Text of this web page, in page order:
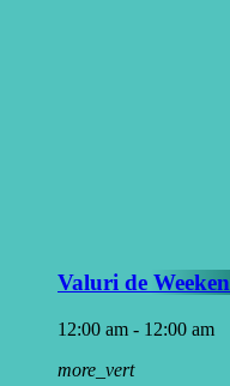
Valuri de
12:00 am - 12:00 am
more_vert